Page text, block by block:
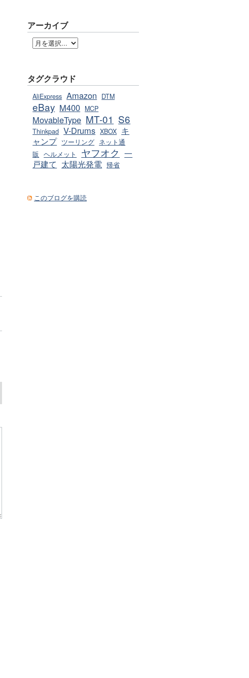
アーカイブ
タグクラウド
AliExpress Amazon DTM
eBay M400 MCP
MovableType MT-01 S6
Thinkpad V-Drums XBOX キ
ャンプ ツーリング ネット通
販 ヘルメット ヤフオク 一
戸建て 太陽光発電 帰省
このブログを購読